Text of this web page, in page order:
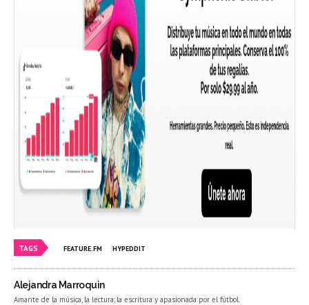
TAGS FEATURE.FM HYPEDDIT
Alejandra Marroquin
Amante de la música, la lectura, la escritura y apasionada por el fútbol.